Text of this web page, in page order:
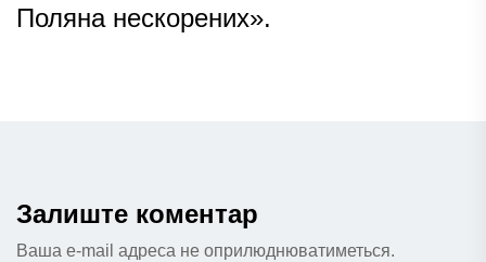
Поляна нескорених».
Залиште коментар
Ваша e-mail адреса не оприлюднюватиметься.